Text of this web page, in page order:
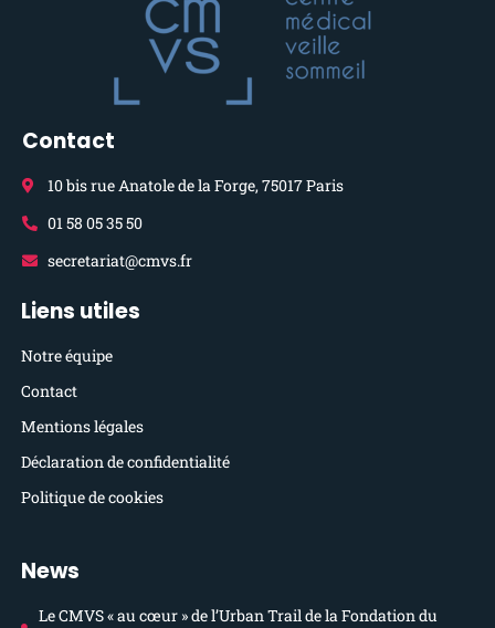
Contact
10 bis rue Anatole de la Forge, 75017 Paris
01 58 05 35 50
secretariat@cmvs.fr
Liens utiles
Notre équipe
Contact
Mentions légales
Déclaration de confidentialité
Politique de cookies
News
Le CMVS « au cœur » de l’Urban Trail de la Fondation du